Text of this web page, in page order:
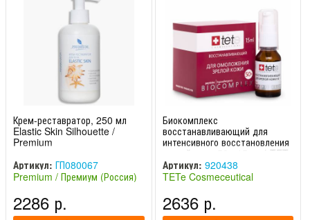
Крем-реставратор, 250 мл
Elastic Skin Silhouette /
Premium
Артикул: ГП080067
Premium / Премиум (Россия)
2286 р.
Биокомплекс
восстанавливающий для
интенсивного восстановления
зрелой кожи 50+ 15 мл | TETe
Cosmeceutical
Артикул: 920438
TETe Cosmeceutical
2636 р.